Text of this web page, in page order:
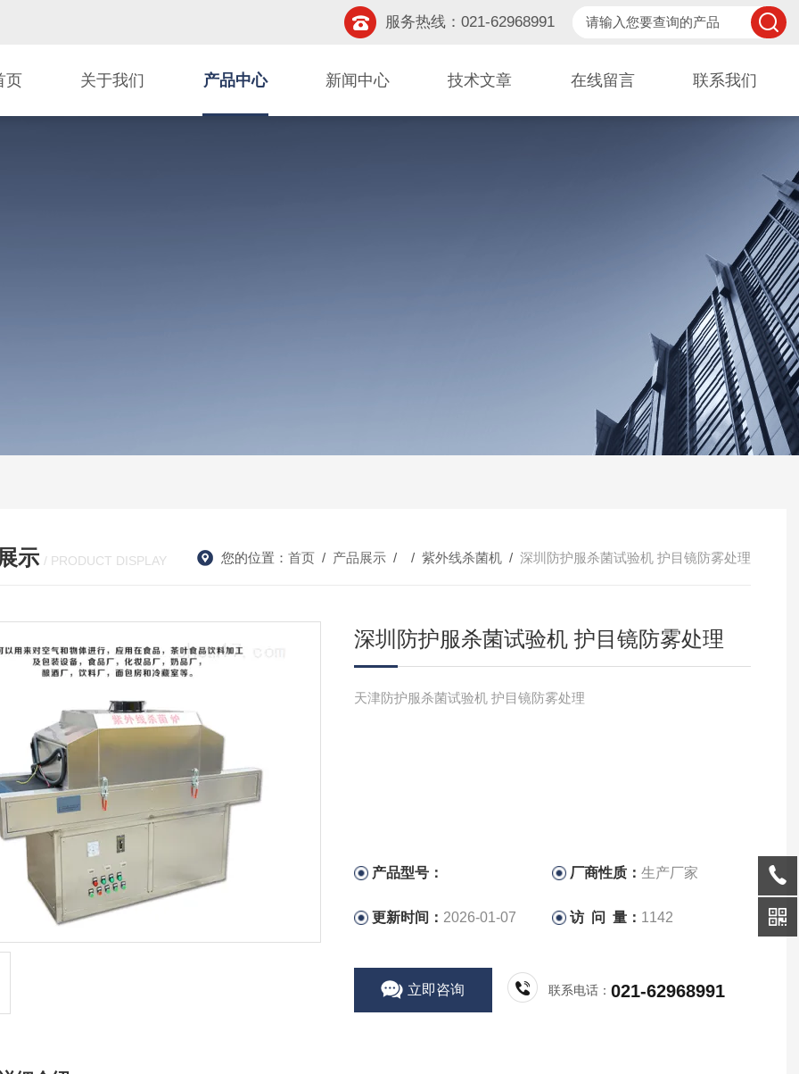
服务热线：021-62968991
页 关于我们 产品中心 新闻中心 技术文章 在线留言 联系我们
示 / PRODUCT DISPLAY 您的位置： 首页 / 产品展示 / / 紫外线杀菌机 / 深圳防护服杀菌试验机 护目镜防雾处理
深圳防护服杀菌试验机 护目镜防雾处理
天津防护服杀菌试验机 护目镜防雾处理
产品型号： 厂商性质：生产厂家
更新时间： 2026-01-07 访 问 量： 1142
立即咨询 联系电话：021-62968991